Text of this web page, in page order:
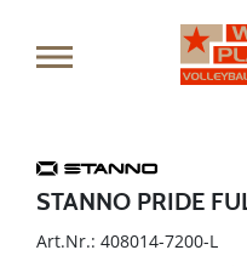
STANNO PRIDE
Art.Nr.: 408014-7200-L